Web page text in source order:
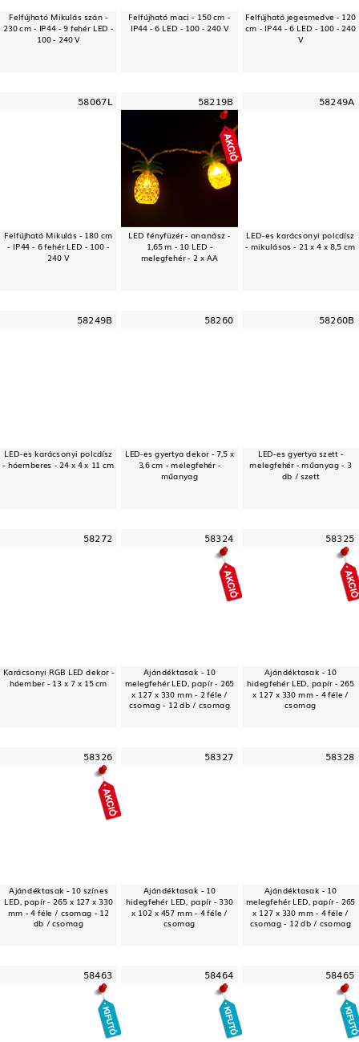
Felfújható Mikulás szán -
230 cm - IP44 - 9 fehér LED -
100 - 240 V
Felfújható maci - 150 cm -
IP44 - 6 LED - 100 - 240 V
Felfújható jegesmedve - 120
cm - IP44 - 6 LED - 100 - 240
V
58067L
Felfújható Mikulás - 180 cm
- IP44 - 6 fehér LED - 100 -
240 V
58219B
LED fényfüzér - ananász -
1,65 m - 10 LED -
melegfehér - 2 x AA
58249A
LED-es karácsonyi polcdísz
- mikulásos - 21 x 4 x 8,5 cm
58249B
LED-es karácsonyi polcdísz
- hóemberes - 24 x 4 x 11 cm
58260
LED-es gyertya dekor - 7,5 x
3,6 cm - melegfehér -
műanyag
58260B
LED-es gyertya szett -
melegfehér - műanyag - 3
db / szett
58272
Karácsonyi RGB LED dekor -
hóember - 13 x 7 x 15 cm
58324
Ajándéktasak - 10
melegfehér LED, papír - 265
x 127 x 330 mm - 2 féle /
csomag - 12 db / csomag
58325
Ajándéktasak - 10
hidegfehér LED, papír - 265
x 127 x 330 mm - 4 féle /
csomag
58326
Ajándéktasak - 10 színes
LED, papír - 265 x 127 x 330
mm - 4 féle / csomag - 12
db / csomag
58327
Ajándéktasak - 10
hidegfehér LED, papír - 330
x 102 x 457 mm - 4 féle /
csomag
58328
Ajándéktasak - 10
melegfehér LED, papír - 265
x 127 x 330 mm - 4 féle /
csomag - 12 db / csomag
58463 58464 58465